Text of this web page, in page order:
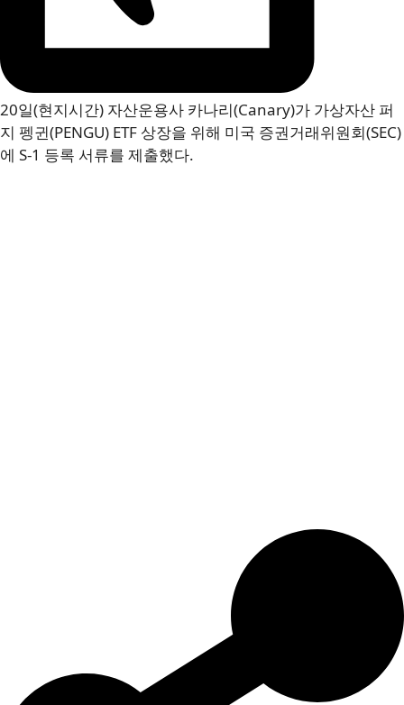
20일(현지시간) 자산운용사 카나리(Canary)가 가상자산 퍼
지 펭귄(PENGU) ETF 상장을 위해 미국 증권거래위원회(SEC)
에 S-1 등록 서류를 제출했다.